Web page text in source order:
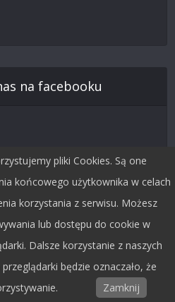
na facebooku
na Twitterze
pliki Cookies. Są one
końcowego użytkownika w celach
korzystania z serwisu. Możesz
lub dostępu do cookie w
Dalsze korzystanie z naszych
będzie oznaczało, że
Zamknij